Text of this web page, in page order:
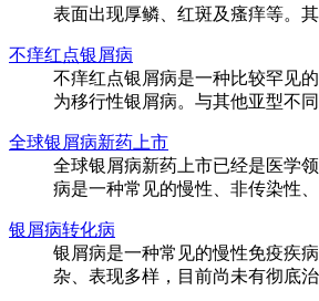
表面出现厚鳞、红斑及瘙痒等。
不痒红点银屑病
不痒红点银屑病是一种比较罕见
为移行性银屑病。与其他亚型不
全球银屑病新药上市
全球银屑病新药上市已经是医学
病是一种常见的慢性、非传染性
银屑病转化病
银屑病是一种常见的慢性免疫疾
杂、表现多样，目前尚未有彻底